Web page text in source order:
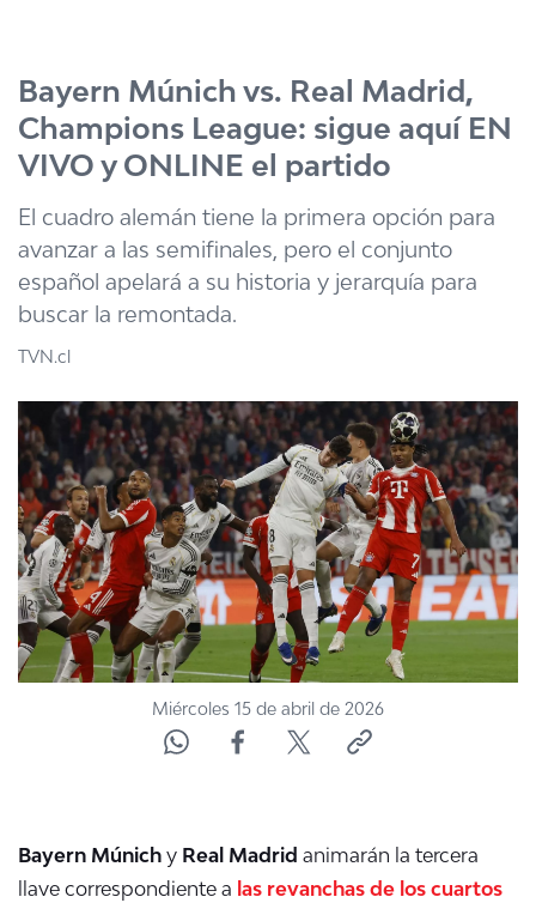
Bayern Múnich vs. Real Madrid,
Champions League: sigue aquí EN
VIVO y ONLINE el partido
El cuadro alemán tiene la primera opción para
avanzar a las semifinales, pero el conjunto
español apelará a su historia y jerarquía para
buscar la remontada.
TVN.cl
Miércoles 15 de abril de 2026
Bayern Múnich y Real Madrid animarán la tercera
llave correspondiente a las revanchas de los cuartos